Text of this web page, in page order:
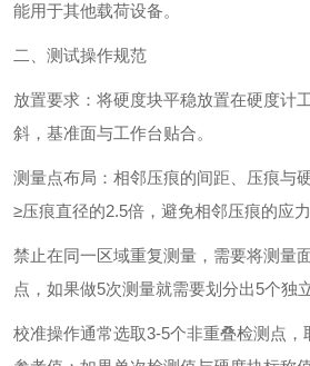
能用于其他载荷设备。
二、测试操作规范
放置要求‌：将硬度块平稳放置在硬度计
斜，基准面与工作台贴合。
测量点布局‌：相邻压痕的间距、压痕与
≥压痕直径的2.5倍‌，避免相邻压痕的应
禁止在同一区域重复测量，需要将测量
点，如果做5次测量就需要划分出5个独
校准操作通常选取3-5个非重叠检测点